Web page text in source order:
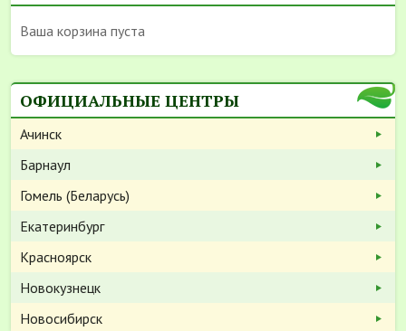
Ваша корзина пуста
ОФИЦИАЛЬНЫЕ ЦЕНТРЫ
Ачинск
Барнаул
Гомель (Беларусь)
Екатеринбург
Красноярск
Новокузнецк
Новосибирск